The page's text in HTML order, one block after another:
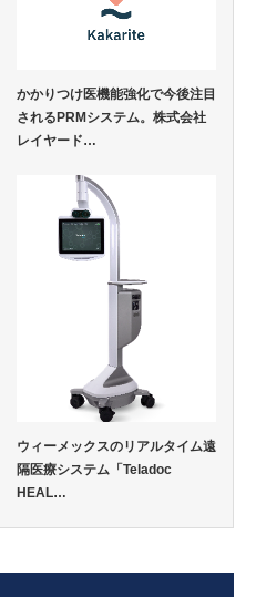
かかりつけ医機能強化で今後注目
されるPRMシステム。株式会社
レイヤード…
ウィーメックスのリアルタイム遠
隔医療システム「Teladoc
HEAL…